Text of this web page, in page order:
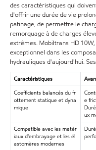
des caractéristiques qui
d'offrir une durée de vie
patinage, de permettre le
remorquage à de charges
extrêmes. Mobiltrans HD
exceptionnel dans les
hydrauliques d'aujourd'hui.
Caractéristiques
Coefficients balancés du fr
ottement statique et dyna
mique
e
ux
Compatible avec les matér
iaux d'embrayage et les él
astomères modernes